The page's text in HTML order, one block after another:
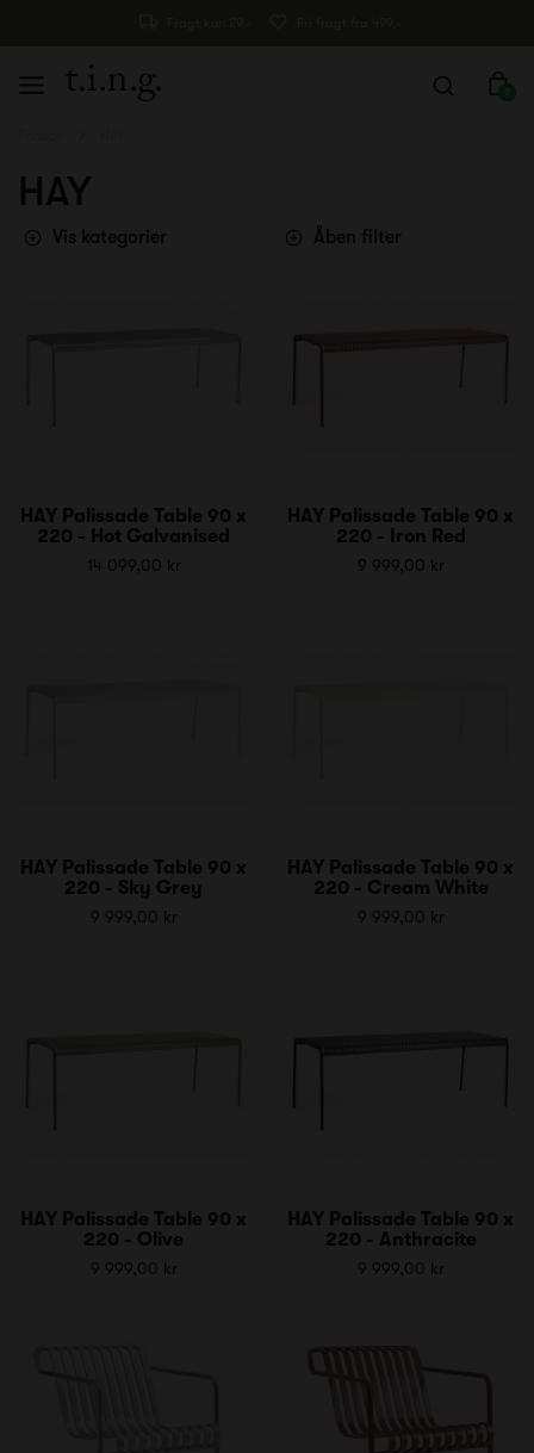
0
HAY
Vis kategorier Åben filter
HAY Palissade Table 90 x
220 - Hot Galvanised
14 099,00 kr
HAY Palissade Table 90 x
220 - Iron Red
9 999,00 kr
HAY Palissade Table 90 x
220 - Sky Grey
9 999,00 kr
HAY Palissade Table 90 x
220 - Cream White
9 999,00 kr
HAY Palissade Table 90 x
220 - Olive
9 999,00 kr
HAY Palissade Table 90 x
220 - Anthracite
9 999,00 kr